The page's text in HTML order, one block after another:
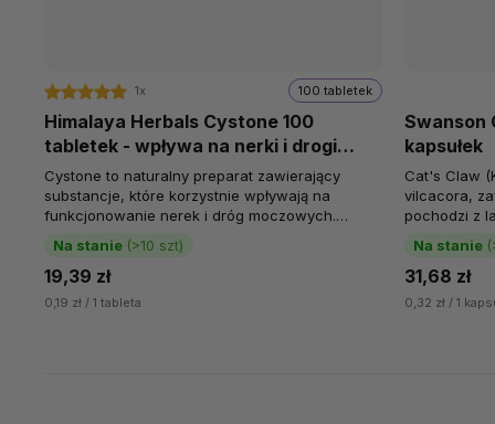
Himalaya Herbals Cystone 100
tabletek - wpływa na nerki i drogi
moczowe
1x
Na stanie (>10 szt)
100 tabletek
19,39 zł
0,19 zł / 1 tableta
Cystone to naturalny preparat zawierający
substancje, które korzystnie wpływają na
funkcjonowanie nerek i dróg moczowych.
Wsparcie nerek i dróg moczowych Pomaga
przy...
Swanson
kapsułek
Na stanie
31,68 zł
0,32 zł / 1
Cat's Claw
vilcacora,
pochodzi z
wspierać